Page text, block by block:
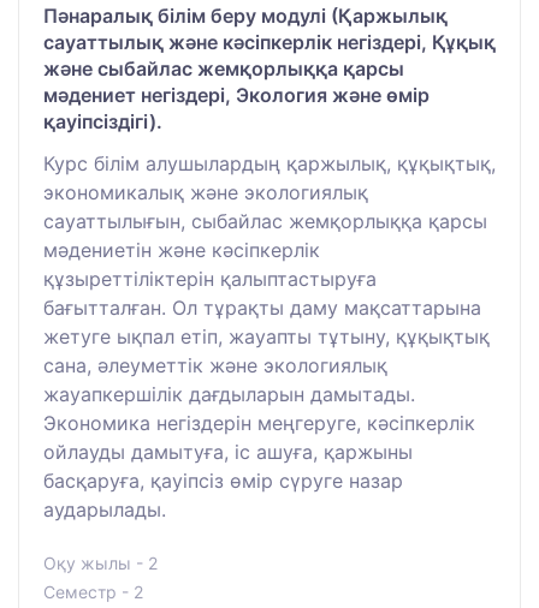
Пәнаралық білім беру модулі (Қаржылық
сауаттылық және кәсіпкерлік негіздері, Құқық
және сыбайлас жемқорлыққа қарсы
мәдениет негіздері, Экология және өмір
қауіпсіздігі).
Курс білім алушылардың қаржылық, құқықтық,
экономикалық және экологиялық
сауаттылығын, сыбайлас жемқорлыққа қарсы
мәдениетін және кәсіпкерлік
құзыреттіліктерін қалыптастыруға
бағытталған. Ол тұрақты даму мақсаттарына
жетуге ықпал етіп, жауапты тұтыну, құқықтық
сана, әлеуметтік және экологиялық
жауапкершілік дағдыларын дамытады.
Экономика негіздерін меңгеруге, кәсіпкерлік
ойлауды дамытуға, іс ашуға, қаржыны
басқаруға, қауіпсіз өмір сүруге назар
аударылады.
Оқу жылы - 2
Семестр - 2